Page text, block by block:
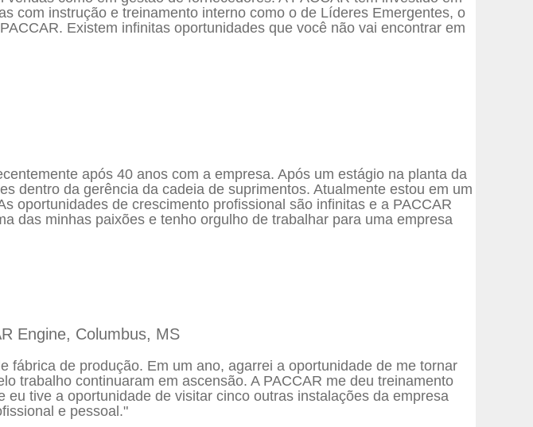
com instrução e treinamento interno como o de Líderes Emergentes, o
Existem infinitas oportunidades que você não vai encontrar em
após 40 anos com a empresa. Após um estágio na planta da
dentro da gerência da cadeia de suprimentos. Atualmente estou em um
oportunidades de crescimento profissional são infinitas e a PACCAR
das minhas paixões e tenho orgulho de trabalhar para uma empresa
Engine, Columbus, MS
de produção. Em um ano, agarrei a oportunidade de me tornar
trabalho continuaram em ascensão. A PACCAR me deu treinamento
tive a oportunidade de visitar cinco outras instalações da empresa
e pessoal."